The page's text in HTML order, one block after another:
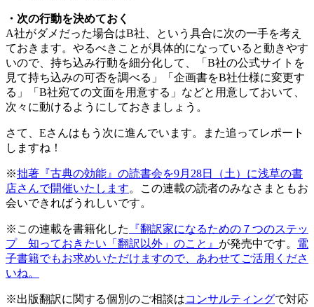
・次の行動を決めておく
A社がダメだった場合はB社、という具合に次の一手を考え
ておきます。やるべきことが具体的になっていると動きやす
いので、持ち込み行動を細分化して、「B社の公式サイトを
見て持ち込みの可否を調べる」「企画書をB社仕様に変更す
る」「B社宛ての文面を用意する」などと用意しておいて、
次々に動けるようにしておきましょう。
さて、Eさんはもう次に進んでいます。また追ってレポート
しますね！
※拙著『古典の効能』の読書会を9月28日（土）に浅草の書
店さんで開催いたします。この連載の読者のみなさまともお
会いできればうれしいです。
※この連載を書籍化した
『翻訳家になるための７つのステッ
プ 知っておきたい「翻訳以外」のこと』 が発売中です。 電
子書籍でもお求めいただけますので、あわせてご活用くださ
いね。
※出版翻訳に関する個別のご相談はコンサルティングで対応